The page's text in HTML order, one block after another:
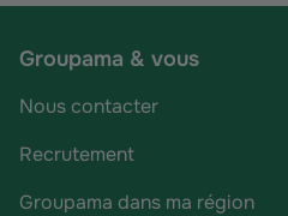
Groupama & vous
Nous contacter
Recrutement
Groupama dans ma région